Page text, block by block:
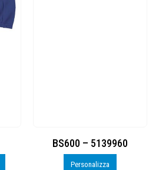
BS600 – 5139960
Personalizza